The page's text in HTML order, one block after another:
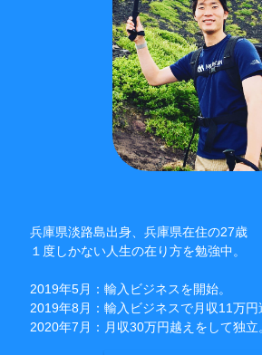
兵庫県淡路島出身、兵庫県在住の27歳
１度しかない人生の在り方を勉強中。
2019年5月：輸入ビジネスを開始。
2019年8月：輸入ビジネスで月収11万円
2020年7月：月収30万円越えをして独立